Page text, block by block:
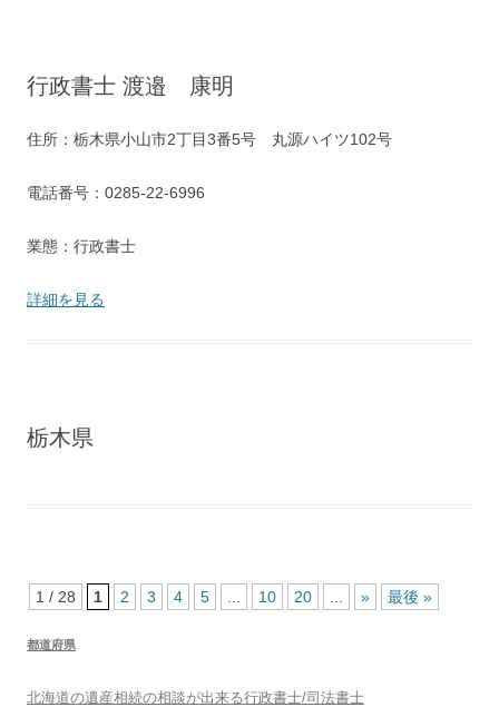
行政書士 渡邉 康明
住所：栃木県小山市2丁目3番5号 丸源ハイツ102号
電話番号：0285-22-6996
業態：行政書士
詳細を見る
栃木県
1 / 28 1 2 3 4 5 10 20 » 最後 »
都道府県
北海道の遺産相続の相談が出来る行政書士/司法書士